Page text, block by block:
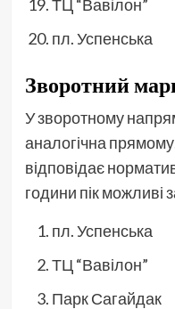
ТЦ “Вавілон”
пл. Успенська
Зворотний
У зворотному
аналогічна
відповідає
години пік можливі
пл. Успенська
ТЦ “Вавілон”
Парк Сагайдак